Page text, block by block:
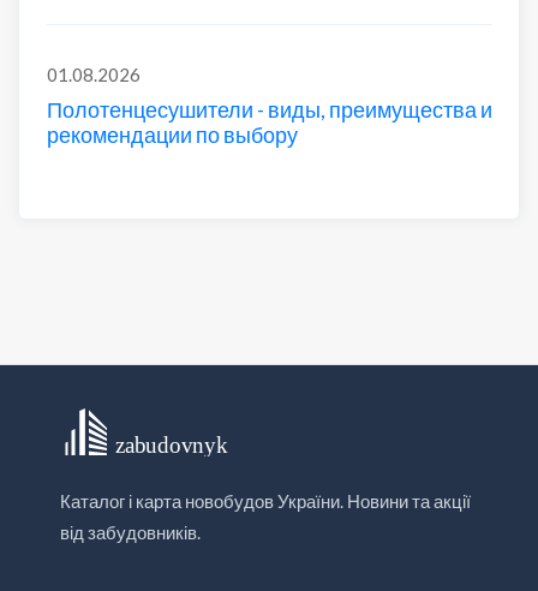
01.08.2026
Полотенцесушители - виды, преимущества и
рекомендации по выбору
Каталог і карта новобудов України. Новини та акції
від забудовників.